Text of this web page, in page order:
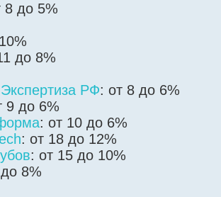
8 до 5%
до 8%
РФ: от 8 до 6%
9 до 6%
: от 10 до 6%
: от 18 до 12%
: от 15 до 10%
8%